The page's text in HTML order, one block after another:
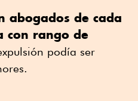
abogados de cada
con rango de
podía ser